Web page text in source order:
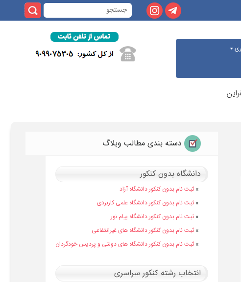
دسته بندی مطالب وبلاگ
دانشگاه بدون کنکور
» ثبت نام بدون کنکور دانشگاه آزاد
» ثبت نام بدون کنکور دانشگاه علمی کاربردی
» ثبت نام بدون کنکور دانشگاه پیام نور
» ثبت نام بدون کنکور دانشگاه های غیرانتفاعی
» ثبت نام بدون کنکور دانشگاه های دولتی و پردیس خودگردان
انتخاب رشته کنکور سراسری